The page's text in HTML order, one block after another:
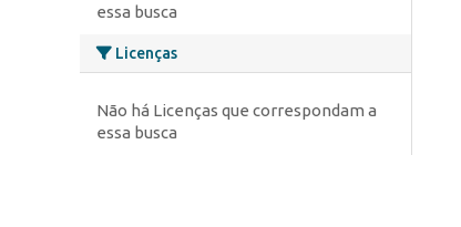
essa busca
Licenças
Não há Licenças que correspondam a
essa busca